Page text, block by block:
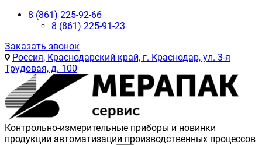
8 (861) 225-92-66
8 (861) 225-91-23
Заказать звонок
Россия, Краснодарский край, г. Краснодар, ул. 3-я
Трудовая, д. 100
Контрольно-измерительные приборы и новинки
продукции автоматизации производственных процессов